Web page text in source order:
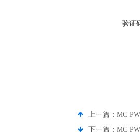
验证
上一篇： MC-
下一篇： MC-